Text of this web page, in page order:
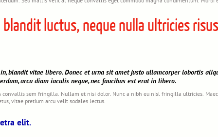
luctus, neque nulla ultricies
blandit vitae libero. Donec et urna sit amet justo ullamcorper lobortis
arcu diam iaculis neque, nec faucibus est erat in libero.
sem fringilla. Nullam et nisi dolor. Nunc a nibh eu nisl fringilla ultricies.
vitae pretium arcu velit sodales lectus.
elit.